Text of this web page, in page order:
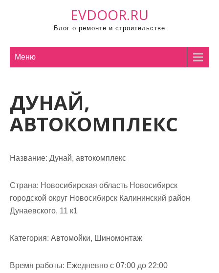
EVDOOR.RU
Блог о ремонте и строительстве
Меню
ДУНАЙ,
АВТОКОМПЛЕКС
Название: Дунай, автокомплекс
Страна: Новосибирская область Новосибирск
городской округ Новосибирск Калининский район
Дунаевского, 11 к1
Категория: Автомойки, Шиномонтаж
Время работы: Ежедневно с 07:00 до 22:00